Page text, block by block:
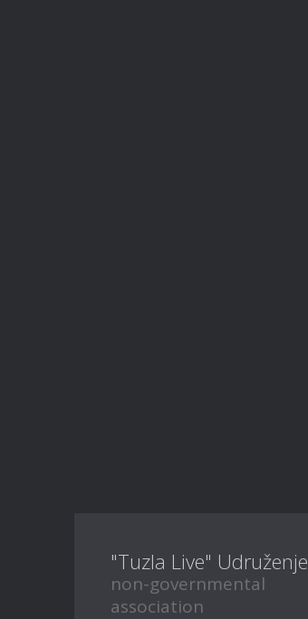
"Tuzla Live" Udruženje
non-governmental
association